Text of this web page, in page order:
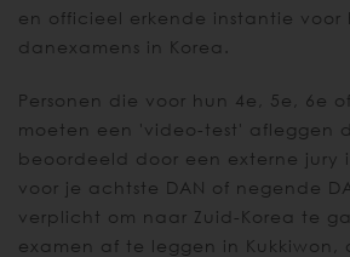
en officieel erkende instantie voor
danexamens in Korea.
Personen die voor hun 4e, 5e, 6e
moeten een 'video-test' afleggen
beoordeeld door een externe jury
voor je achtste DAN of negende
verplicht om naar Zuid-Korea te
examen af te leggen in Kukkiwon,